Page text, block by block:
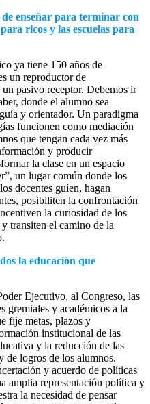
enseñar para terminar con
ricos y las escuelas para
ya tiene 150 años de
un reproductor de
pasivo receptor. Debemos ir
donde el alumno sea
y orientador. Un paradigma
funcionen como mediación
que tengan cada vez más
y producir
la clase en un espacio
un lugar común donde los
docentes guíen, hagan
posibiliten la confrontación
la curiosidad de los
transiten el camino de la
la educación que
Ejecutivo, al Congreso, las
gremiales y académicos a la
fije metas, plazos y
institucional de las
y la reducción de las
de logros de los alumnos.
y acuerdo de políticas
amplia representación política y
la necesidad de pensar